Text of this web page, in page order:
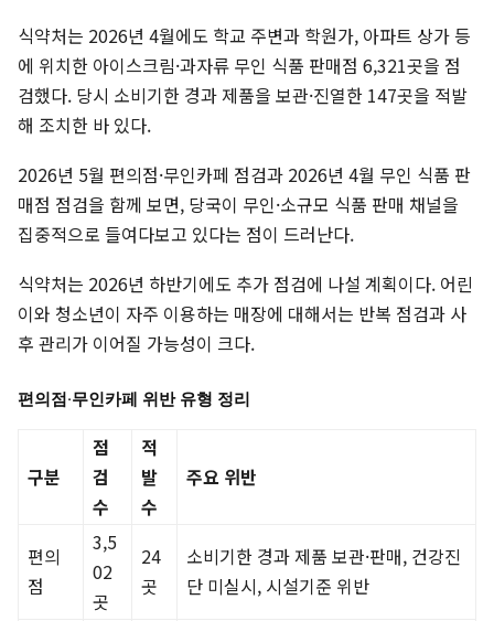
식약처는 2026년 4월에도 학교 주변과 학원가, 아파트 상가 등
에 위치한 아이스크림·과자류 무인 식품 판매점 6,321곳을 점
검했다. 당시 소비기한 경과 제품을 보관·진열한 147곳을 적발
해 조치한 바 있다.
2026년 5월 편의점·무인카페 점검과 2026년 4월 무인 식품 판
매점 점검을 함께 보면, 당국이 무인·소규모 식품 판매 채널을
집중적으로 들여다보고 있다는 점이 드러난다.
식약처는 2026년 하반기에도 추가 점검에 나설 계획이다. 어린
이와 청소년이 자주 이용하는 매장에 대해서는 반복 점검과 사
후 관리가 이어질 가능성이 크다.
편의점·무인카페 위반 유형 정리
구분
점
검
수
적
발
수
주요 위반
편의
점
3,5
02
곳
24
곳
소비기한 경과 제품 보관·판매, 건강진
단 미실시, 시설기준 위반